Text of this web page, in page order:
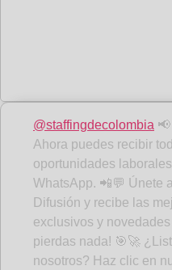
@staffingdecolombia
Ahora puedes recibir
oportunidades
WhatsApp. 📲💬 Únete
Difusión y recibe las
exclusivos y
pierdas nada! 🎯🚀
nosotros? Haz clic en